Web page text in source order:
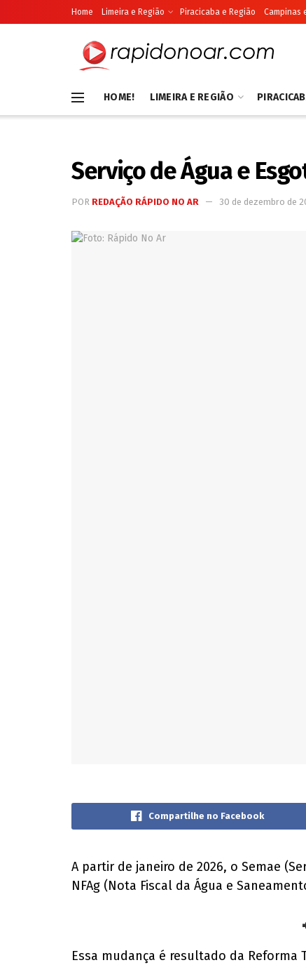
Home Limeira e Região Piracicaba e Região Campinas
HOME! LIMEIRA E REGIÃO
Serviço de Água e
POR REDAÇÃO RÁPIDO NO AR 30 de dezembro de
Compartilhe no Facebook
A partir de janeiro de 2026, o Semae
NFAg (Nota Fiscal da Água e
Essa mudança é resultado da Reforma